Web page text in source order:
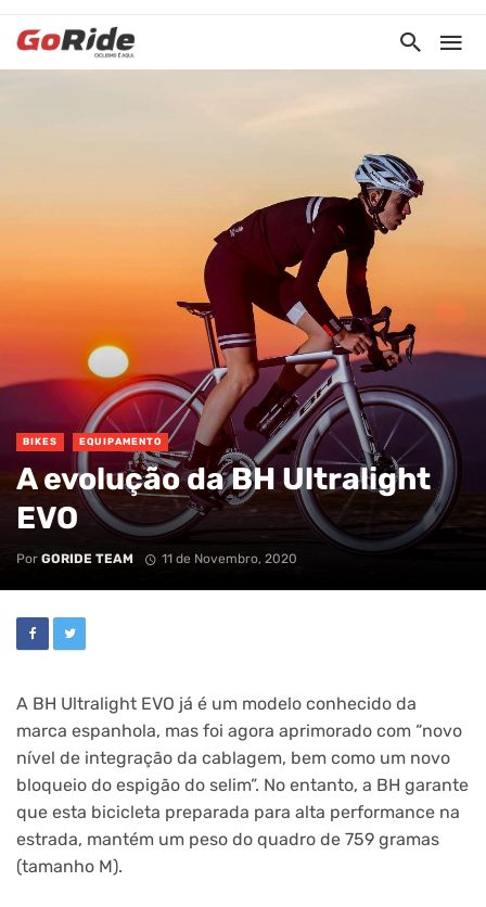
BIKES EQUIPAMENTO
A evolução da BH Ultralight
EVO
Por GORIDE TEAM 11 de Novembro, 2020
A BH Ultralight EVO já é um modelo conhecido da
marca espanhola, mas foi agora aprimorado com “novo
nível de integração da cablagem, bem como um novo
bloqueio do espigão do selim”. No entanto, a BH garante
que esta bicicleta preparada para alta performance na
estrada, mantém um peso do quadro de 759 gramas
(tamanho M).